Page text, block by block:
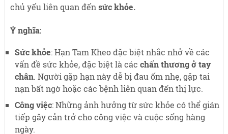
chủ yếu liên quan đến sức khỏe.
Ý nghĩa:
Sức khỏe: Hạn Tam Kheo đặc biệt nhắc nhở về các
vấn đề sức khỏe, đặc biệt là cácchấn thương ở tay
chân. Người gặp hạn này dễ bị đau ốm nhẹ, gặp tai
nạn bất ngờ hoặc các bệnh liên quan đến thị lực.
Công việc: Những ảnh hưởng từ sức khỏe có thể gián
tiếp gây cản trở cho công việc và cuộc sống hàng
ngày.